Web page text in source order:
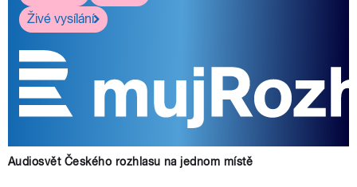
Živé vysílání
Audiosvět Českého rozhlasu na jednom místě